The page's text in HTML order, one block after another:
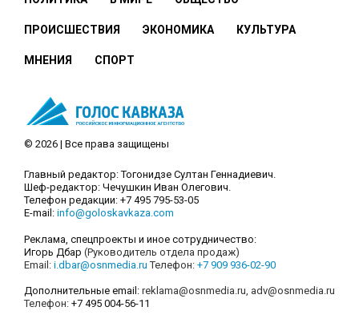
ПРОИСШЕСТВИЯ ЭКОНОМИКА КУЛЬТУРА
МНЕНИЯ СПОРТ
© 2026 | Все права защищены
Главный редактор: Тогонидзе Султан Геннадиевич.
Шеф-редактор: Чечушкин Иван Олегович.
Телефон редакции: +7 495 795-53-05
E-mail: info@goloskavkaza.com
Реклама, спецпроекты и иное сотрудничество:
Игорь Дбар (Руководитель отдела продаж)
Email: i.dbar@osnmedia.ru Телефон: +7 909 936-02-90
Дополнительные email: reklama@osnmedia.ru, adv@osnmedia.ru
Телефон: +7 495 004-56-11